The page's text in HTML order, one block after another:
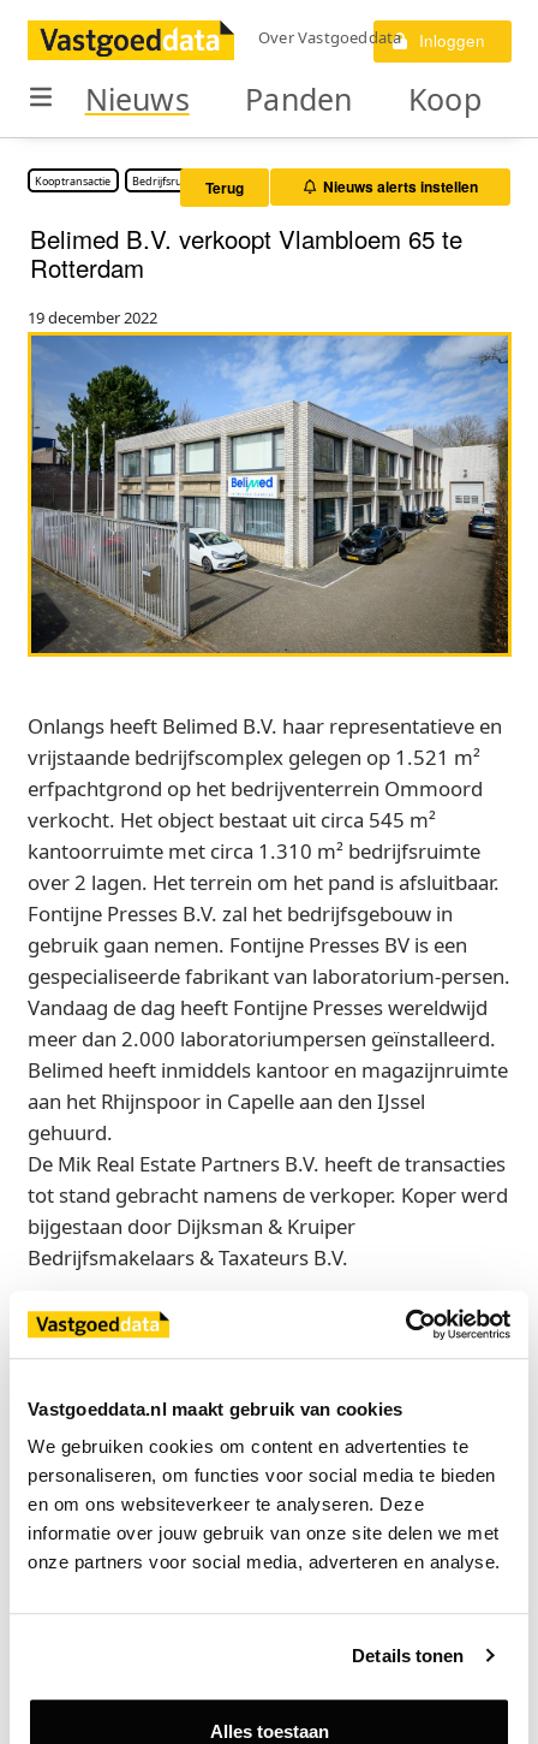
Vastgoeddata.nl maakt gebruik van cookies
We gebruiken cookies om content en advertenties te
personaliseren, om functies voor social media te bieden
en om ons websiteverkeer te analyseren. Deze
informatie over jouw gebruik van onze site delen we met
onze partners voor social media, adverteren en analyse.
Details tonen
Alles toestaan
Over Vastgoeddata Inloggen
Nieuws Panden Koop
Kooptransactie Bedrijfsruimte Terug Nieuws alerts instellen
Belimed B.V. verkoopt Vlambloem 65 te
Rotterdam
19 december 2022
Onlangs heeft Belimed B.V. haar representatieve en
vrijstaande bedrijfscomplex gelegen op 1.521 m²
erfpachtgrond op het bedrijventerrein Ommoord
verkocht. Het object bestaat uit circa 545 m²
kantoorruimte met circa 1.310 m² bedrijfsruimte
over 2 lagen. Het terrein om het pand is afsluitbaar.
Fontijne Presses B.V. zal het bedrijfsgebouw in
gebruik gaan nemen. Fontijne Presses BV is een
gespecialiseerde fabrikant van laboratorium-persen.
Vandaag de dag heeft Fontijne Presses wereldwijd
meer dan 2.000 laboratoriumpersen geïnstalleerd.
Belimed heeft inmiddels kantoor en magazijnruimte
aan het Rhijnspoor in Capelle aan den IJssel
gehuurd.
De Mik Real Estate Partners B.V. heeft de transacties
tot stand gebracht namens de verkoper. Koper werd
bijgestaan door Dijksman & Kruiper
Bedrijfsmakelaars & Taxateurs B.V.
Bron
De Mik Real Estate Partners
Exclusief voor licentiehouders
Zie direct welke partijen en panden betrokken zijn bij dit nieuws.
Deze informatie is alleen beschikbaar voor licentiehouders van
Vastgoeddata.